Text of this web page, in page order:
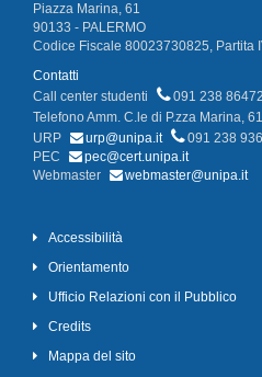
Piazza Marina, 61
90133 - PALERMO
Codice Fiscale 80023730825, Partita
Contatti
Call center studenti
091 238 86472
Telefono Amm. C.le di P.zza Marina, 61
URP
urp@unipa.it
091 238
PEC
pec@cert.unipa.it
Webmaster
webmaster@unipa.it
Accessibilità
Orientamento
Ufficio Relazioni con il Pubblico
Credits
Mappa del sito